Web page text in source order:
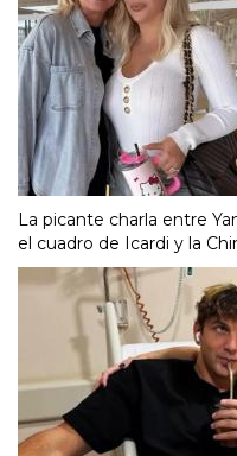
La picante charla entre
el cuadro de Icardi y la